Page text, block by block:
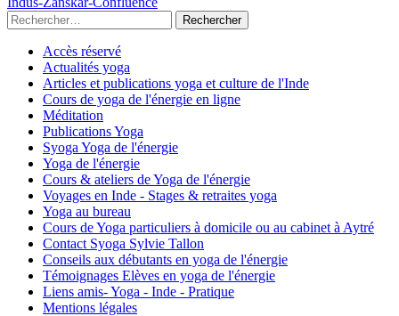
Accès réservé
Actualités yoga
Articles et publications yoga et culture de l'Inde
Cours de yoga de l'énergie en ligne
Méditation
Publications Yoga
Syoga Yoga de l'énergie
Yoga de l'énergie
Cours & ateliers de Yoga de l'énergie
Voyages en Inde - Stages & retraites yoga
Yoga au bureau
Cours de Yoga particuliers à domicile ou au cabinet à Aytré
Contact Syoga Sylvie Tallon
Conseils aux débutants en yoga de l'énergie
Témoignages Elèves en yoga de l'énergie
Liens amis- Yoga - Inde - Pratique
Mentions légales